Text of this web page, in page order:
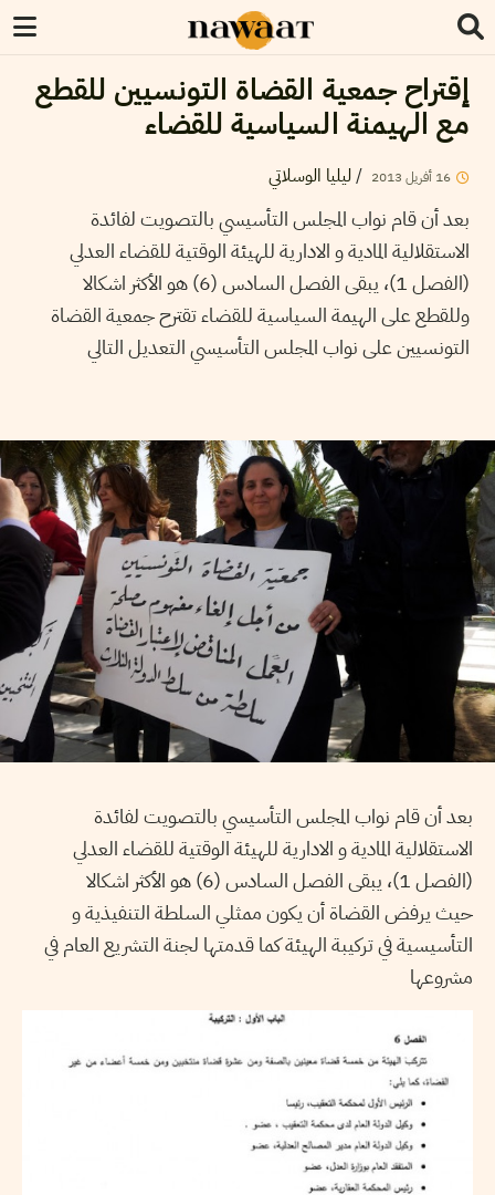
إقتراح جمعية القضاة التونسيين للقطع
مع الهيمنة السياسية للقضاء
16 أفريل 2013
/ليليا الوسلاتي
بعد أن قام نواب المجلس التأسيسي بالتصويت لفائدة
الاستقلالية المادية و الادارية للهيئة الوقتية للقضاء العدلي
(الفصل 1)، يبقى الفصل السادس (6) هو الأكثر اشكالا
وللقطع على الهيمة السياسية للقضاء تقترح جمعية القضاة
التونسيين على نواب المجلس التأسيسي التعديل التالي
بعد أن قام نواب المجلس التأسيسي بالتصويت لفائدة
الاستقلالية المادية و الادارية للهيئة الوقتية للقضاء العدلي
(الفصل 1)، يبقى الفصل السادس (6) هو الأكثر اشكالا
حيث يرفض القضاة أن يكون ممثلي السلطة التنفيذية و
التأسيسية في تركيبة الهيئة كما قدمتها لجنة التشريع العام في
مشروعها